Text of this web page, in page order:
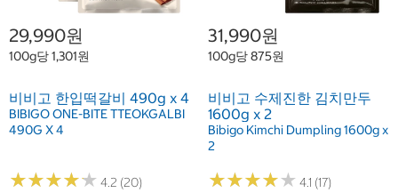
29,990원
100g당 1,301원
비비고 한입떡갈비 490g x 4
BIBIGO ONE-BITE TTEOKGALBI
490G X 4
★★★★★
★★★★★ 4.2 (20)
31,990원
100g당 875원
비비고 수제진한 김치만두
1600g x 2
Bibigo Kimchi Dumpling 1600g x
2
★★★★★
★★★★★ 4.1 (17)